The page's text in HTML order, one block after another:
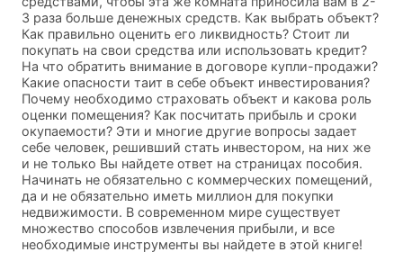
3 раза больше денежных средств. Как выбрать объект?
Как правильно оценить его ликвидность? Стоит ли
покупать на свои средства или использовать кредит?
На что обратить внимание в договоре купли-продажи?
Какие опасности таит в себе объект инвестирования?
Почему необходимо страховать объект и какова роль
оценки помещения? Как посчитать прибыль и сроки
окупаемости? Эти и многие другие вопросы задает
себе человек, решивший стать инвестором, на них же
и не только Вы найдете ответ на страницах пособия.
Начинать не обязательно с коммерческих помещений,
да и не обязательно иметь миллион для покупки
недвижимости. В современном мире существует
множество способов извлечения прибыли, и все
необходимые инструменты вы найдете в этой книге!